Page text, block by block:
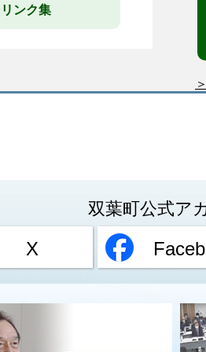
リンク集
双葉町公式ア
X